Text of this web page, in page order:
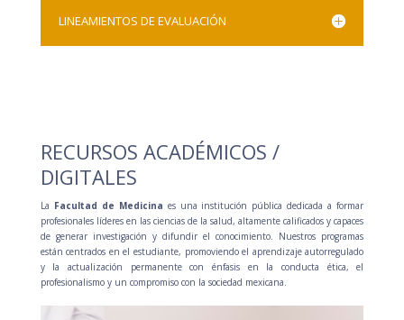
LINEAMIENTOS DE EVALUACIÓN
RECURSOS ACADÉMICOS /
DIGITALES
La Facultad de Medicina es una institución pública dedicada a formar
profesionales líderes en las ciencias de la salud, altamente calificados y capaces
de generar investigación y difundir el conocimiento. Nuestros programas
están centrados en el estudiante, promoviendo el aprendizaje autorregulado
y la actualización permanente con énfasis en la conducta ética, el
profesionalismo y un compromiso con la sociedad mexicana.